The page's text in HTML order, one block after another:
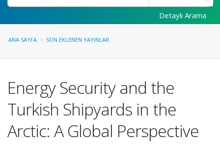
Detaylı Arama
ANA SAYFA SON EKLENEN YAYINLAR
Energy Security and the
Turkish Shipyards in the
Arctic: A Global Perspective